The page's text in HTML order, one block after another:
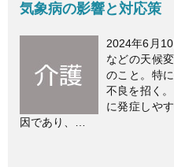
気象病の影響と対応策
2024年6月
などの天候
のこと。特
不良を招く
に発症しや
因であり、…